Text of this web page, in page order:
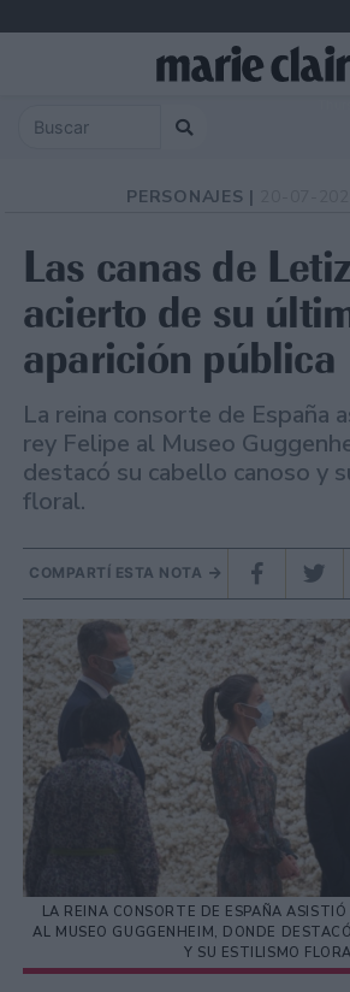
PERSONAJES |
Las canas de
acierto de su
aparición pública
La reina consorte de España
rey Felipe al Museo
destacó su cabello canoso y
floral.
COMPARTÍ ESTA NOTA
LA REINA CONSORTE DE ESPAÑA ASISTIÓ
AL MUSEO GUGGENHEIM, DONDE
Y SU ESTILISMO